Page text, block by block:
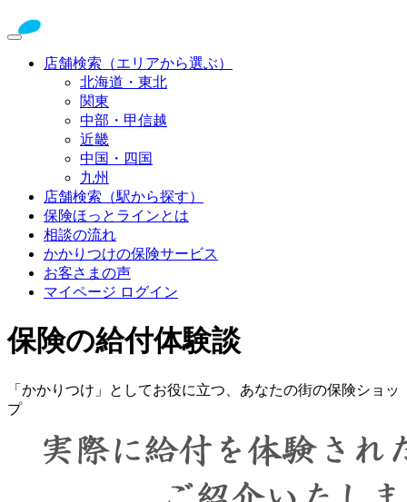
店舗検索（エリアから選ぶ）
北海道・東北
関東
中部・甲信越
近畿
中国・四国
九州
店舗検索（駅から探す）
保険ほっとラインとは
相談の流れ
かかりつけの保険サービス
お客さまの声
マイページ ログイン
保険の給付体験談
「かかりつけ」としてお役に立つ、あなたの街の保険ショッ
プ